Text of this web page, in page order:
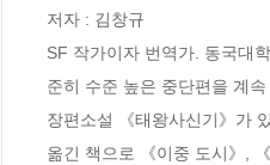
저자 : 김창규
SF 작가이자 번역가. 동국대
준히 수준 높은 중단편을 계
장편소설 《태왕사신기》가
옮긴 책으로 《이중 도시》,